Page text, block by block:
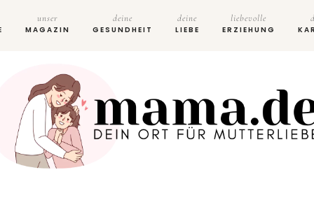
unser
MAGAZIN
deine
GESUNDHEIT
deine
LIEBE
liebevolle
ERZIEHUNG